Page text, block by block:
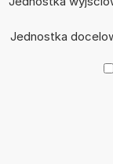
Jednostka